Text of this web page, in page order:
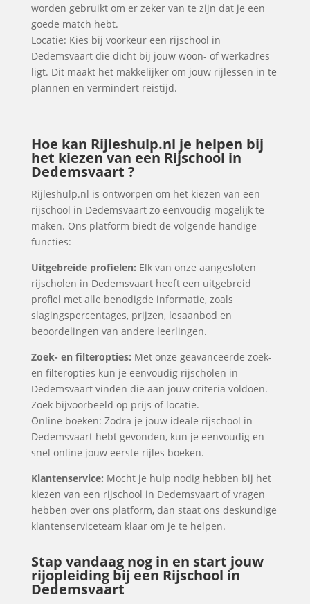
worden gebruikt om er zeker van te zijn dat je een
goede match hebt.
Locatie: Kies bij voorkeur een rijschool in
Dedemsvaart die dicht bij jouw woon- of werkadres
ligt. Dit maakt het makkelijker om jouw rijlessen in te
plannen en vermindert reistijd.
Hoe kan Rijleshulp.nl je helpen bij
het kiezen van een Rijschool in
Dedemsvaart ?
Rijleshulp.nl is ontworpen om het kiezen van een
rijschool in Dedemsvaart zo eenvoudig mogelijk te
maken. Ons platform biedt de volgende handige
functies:
Uitgebreide profielen: Elk van onze aangesloten
rijscholen in Dedemsvaart heeft een uitgebreid
profiel met alle benodigde informatie, zoals
slagingspercentages, prijzen, lesaanbod en
beoordelingen van andere leerlingen.
Zoek- en filteropties: Met onze geavanceerde zoek-
en filteropties kun je eenvoudig rijscholen in
Dedemsvaart vinden die aan jouw criteria voldoen.
Zoek bijvoorbeeld op prijs of locatie.
Online boeken: Zodra je jouw ideale rijschool in
Dedemsvaart hebt gevonden, kun je eenvoudig en
snel online jouw eerste rijles boeken.
Klantenservice: Mocht je hulp nodig hebben bij het
kiezen van een rijschool in Dedemsvaart of vragen
hebben over ons platform, dan staat ons deskundige
klantenserviceteam klaar om je te helpen.
Stap vandaag nog in en start jouw
rijopleiding bij een Rijschool in
Dedemsvaart